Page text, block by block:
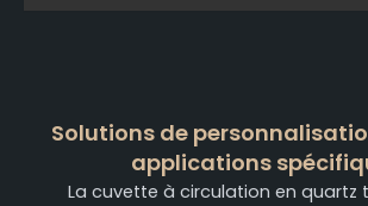
Solutions de
applications
La cuvette à circulation en quartz